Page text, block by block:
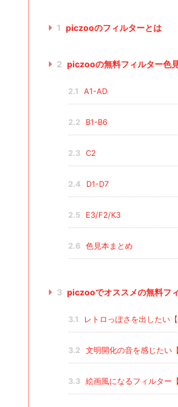
1 piczooのフィルターとは
2 piczooの無料フィルター色
2.1 A1-AD
2.2 B1-B6
2.3 C2
2.4 D1-D7
2.5 E3/F2/K3
2.6 色見本まとめ
3 piczooでオススメの無料フ
3.1 レトロっぽさを出したい【
3.2 文明開化の音を感じたい【
3.3 絵画風になるフィルター